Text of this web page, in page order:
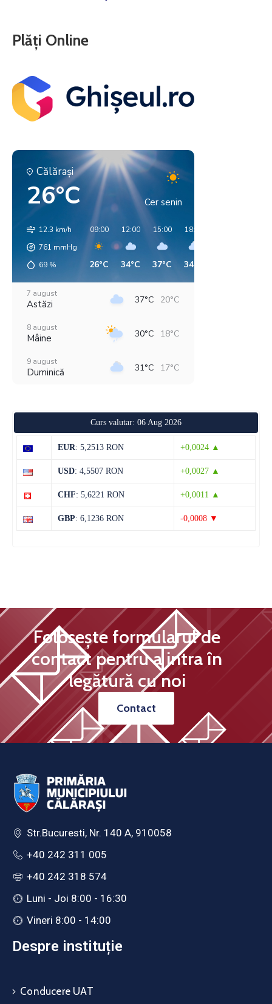
Plăți Online
Călăraşi
26°C Cer senin
12.3 km/h
761 mmHg
69 %
09:00
26°C
12:00
34°C
15:00
37°C
18:00
34°C
7 august
Astăzi 37°C 20°C
8 august
Mâine 30°C 18°C
9 august
Duminică 31°C 17°C
37°C 19°C
Miercuri
13 august
Curs valutar: 06 Aug 2026
EUR: 5,2513 RON +0,0024 ▲
USD: 4,5507 RON +0,0027 ▲
CHF: 5,6221 RON +0,0011 ▲
GBP: 6,1236 RON -0,0008 ▼
Folosește formularul de
contact pentru a intra în
legătură cu noi
Contact
Str.Bucuresti, Nr. 140 A, 910058
+40 242 311 005
+40 242 318 574
Luni - Joi 8:00 - 16:30
Vineri 8:00 - 14:00
Despre instituție
Conducere UAT